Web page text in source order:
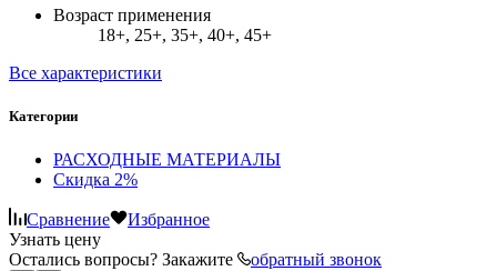
Возраст применения
18+, 25+, 35+, 40+, 45+
Все характеристики
Категории
РАСХОДНЫЕ МАТЕРИАЛЫ
Скидка 2%
Сравнение
Избранное
Узнать цену
Остались вопросы? Закажите
обратный звонок